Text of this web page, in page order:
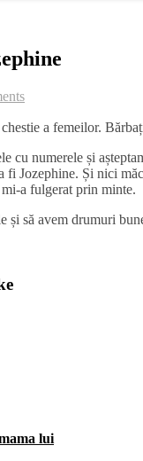
a femeilor.
cu numerele și
fi Jozephine. Și nici
a fulgerat prin minte.
și să avem drumuri
lui